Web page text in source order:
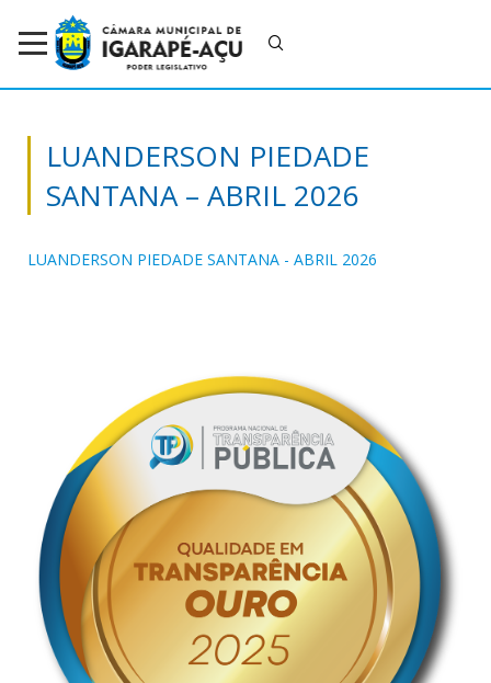
LUANDERSON PIEDADE
SANTANA – ABRIL 2026
LUANDERSON PIEDADE SANTANA - ABRIL 2026